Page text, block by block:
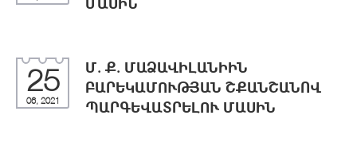
25
06, 2021
Մ. Ք. ՄԱՁԱՎԻԼԱՆԻԻՆ
ԲԱՐԵԿԱՄՈՒԹՅԱՆ ՇՔԱՆՇԱՆՈՎ
ՊԱՐԳԵՎԱՏՐԵԼՈՒ ՄԱՍԻՆ